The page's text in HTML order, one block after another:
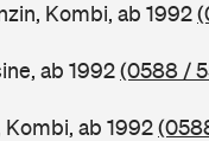
Kombi, ab 1992
ab 1992(0588 /
Kombi, ab 1992